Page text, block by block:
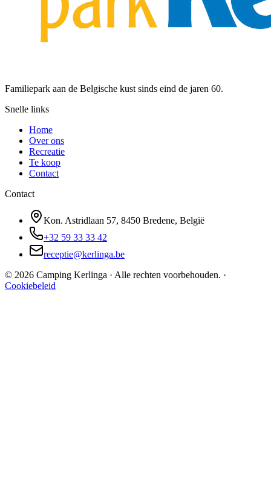
Familiepark aan de Belgische kust sinds eind de jaren 60.
Snelle links
Home
Over ons
Recreatie
Te koop
Contact
Contact
Kon. Astridlaan 57, 8450 Bredene, België
+32 59 33 33 42
receptie@kerlinga.be
© 2026 Camping Kerlinga · Alle rechten voorbehouden. ·
Cookiebeleid